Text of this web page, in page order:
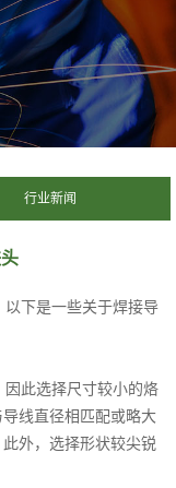
行业新闻
下是一些关于焊接导
此选择尺寸较小的烙
线直径相匹配或略大
外，选择形状较尖锐